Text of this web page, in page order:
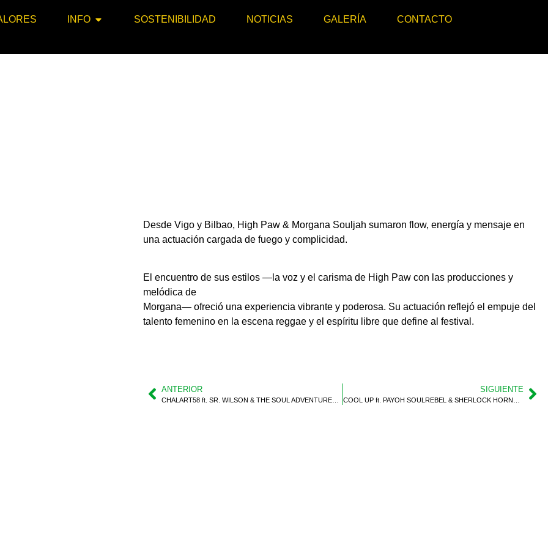
INFO SOSTENIBILIDAD NOTICIAS GALERÍA
CONTACTO
Desde Vigo y Bilbao, High Paw & Morgana Souljah sumaron flow, energía y mensaje en
una actuación cargada de fuego y complicidad.
El encuentro de sus estilos —la voz y el carisma de High Paw con las producciones y
melódica de
Morgana— ofreció una experiencia vibrante y poderosa. Su actuación reflejó el empuje del
talento femenino en la escena reggae y el espíritu libre que define al festival.
ANTERIOR SIGUIENTE